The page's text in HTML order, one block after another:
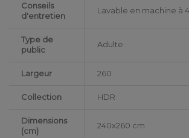
Conseils
d'entretien
Lavable en machine à
Type de
public
Adulte
Largeur 260
Collection HDR
Dimensions
(cm)
240x260 cm